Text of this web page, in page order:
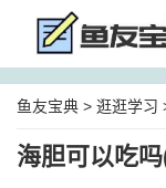
鱼友宝典 > 逛逛学习
海胆可以吃